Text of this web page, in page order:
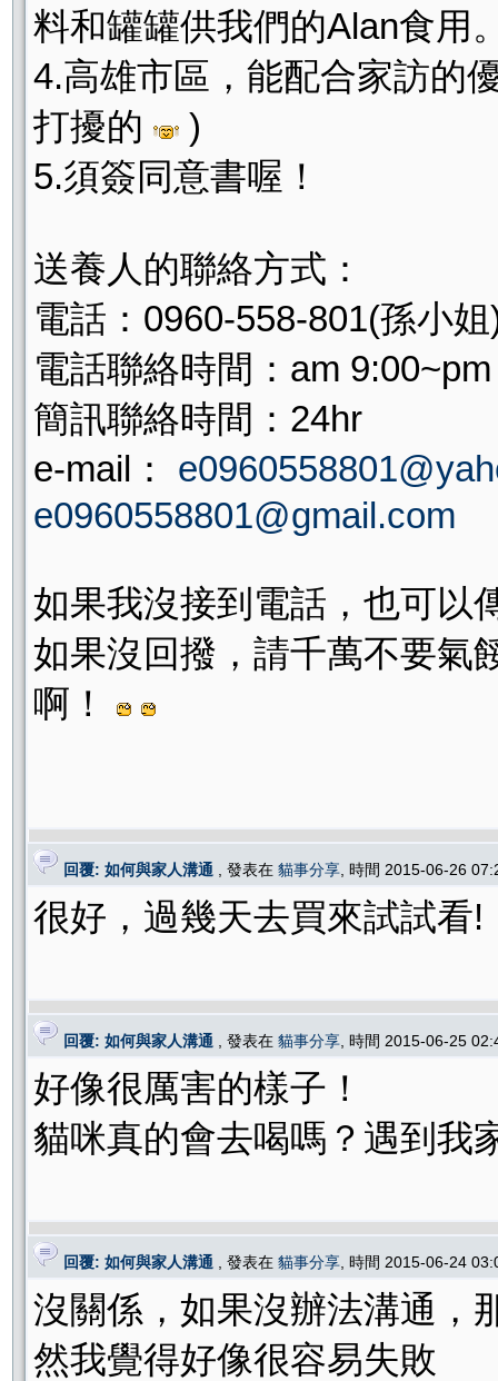
料和罐罐供我們的Alan食用
4.高雄市區，能配合家訪的
打擾的
)
5.須簽同意書喔！
送養人的聯絡方式：
電話：0960-558-801(孫小
電話聯絡時間：am
簡訊聯絡時間：24hr
e-mail：
e0960558801@gmail.com
如果我沒接到電話，也可以
如果沒回撥，請千萬不要氣
啊！
回覆: 如何與家人溝通 , 發表在 貓事分享 , 時間 2015-06-26
很好，過幾天去買來試試看!
回覆: 如何與家人溝通 , 發表在 貓事分享 , 時間 2015-06-25
好像很厲害的樣子！
貓咪真的會去喝嗎？遇到我
回覆: 如何與家人溝通 , 發表在 貓事分享 , 時間 2015-06-24
沒關係，如果沒辦法溝通
然我覺得好像很容易失敗